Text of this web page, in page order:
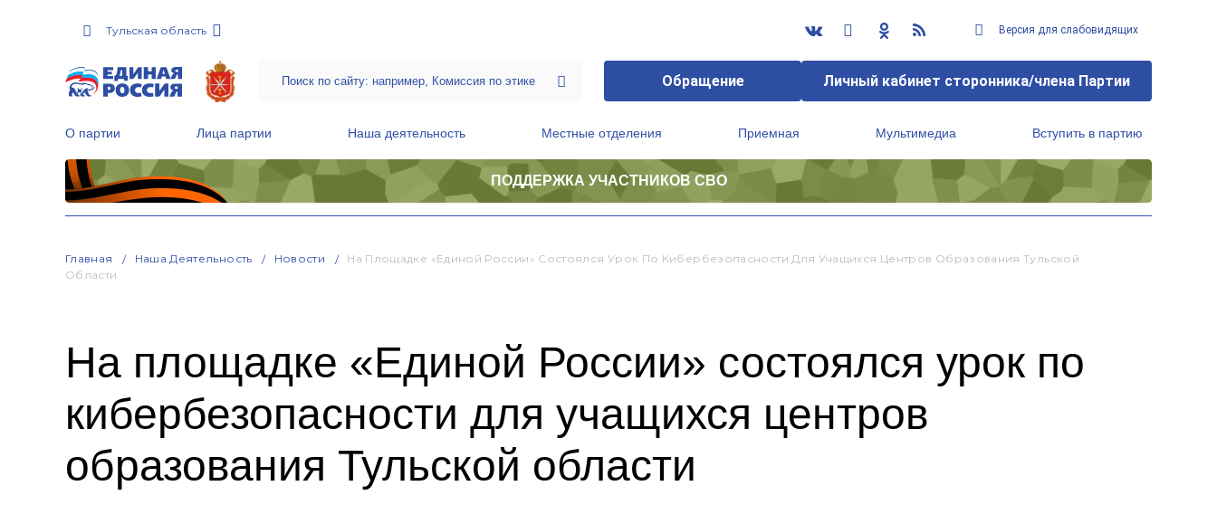
Тульская область Версия для слабовидящих
Обращение Личный кабинет сторонника/члена Партии
О партии Лица партии Наша деятельность Местные отделения Приемная Мультимедиа Вступить в партию
ПОДДЕРЖКА УЧАСТНИКОВ СВО
Главная Наша Деятельность Новости
На Площадке «Единой России» Состоялся Урок По Кибербезопасности Для Учащихся Центров Образования Тульской
Области
На площадке «Единой России» состоялся урок по
кибербезопасности для учащихся центров
образования Тульской области